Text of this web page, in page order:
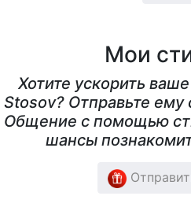
Мои
Хотите ускорить
Stosov? Отправьте ему
Общение с помощью
шансы